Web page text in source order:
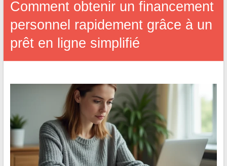
Comment obtenir un financement
personnel rapidement grâce à un
prêt en ligne simplifié